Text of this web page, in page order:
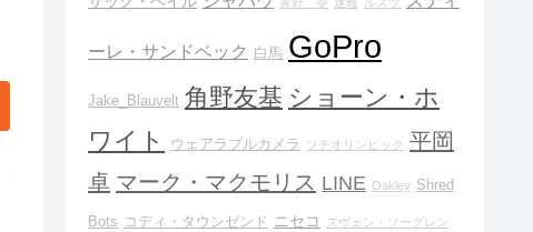
ーレ・サンドベック 白馬 GoPro
Jake_Blauvelt 角野友基 ショーン・ホ
ワイト
ウェアラブルカメラ ソチオリンピック 平岡
卓 マーク・マクモリス LINE Oakley Shred
Bots コディ・タウンゼンド ニセコ スヴェン・ソーグレン